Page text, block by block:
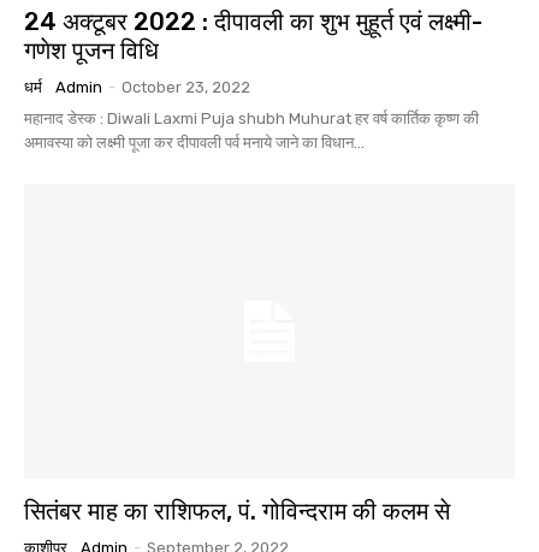
24 अक्टूबर 2022 : दीपावली का शुभ मुहूर्त एवं लक्ष्मी-
गणेश पूजन विधि
धर्म Admin - October 23, 2022
महानाद डेस्क : Diwali Laxmi Puja shubh Muhurat हर वर्ष कार्तिक कृष्ण की
अमावस्या को लक्ष्मी पूजा कर दीपावली पर्व मनाये जाने का विधान...
सितंबर माह का राशिफल, पं. गोविन्दराम की कलम से
काशीपुर Admin - September 2, 2022